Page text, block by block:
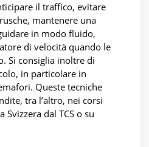
il traffico, evitare
mantenere una
in modo fluido,
di velocità quando le
Si consiglia inoltre di
in particolare in
Queste tecniche
tra l’altro, nei corsi
dal TCS o su